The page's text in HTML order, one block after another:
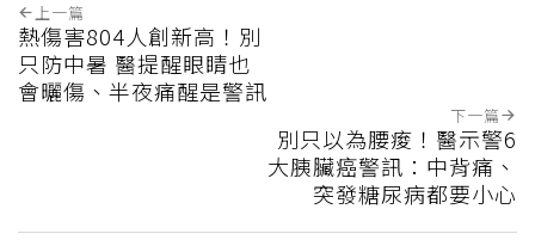
上一篇
熱傷害804人創新高！別
只防中暑 醫提醒眼睛也
會曬傷、半夜痛醒是警訊
下一篇
別只以為腰痠！醫示警6
大胰臟癌警訊：中背痛、
突發糖尿病都要小心